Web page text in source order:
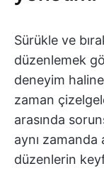
Sürükle ve
düzenlemek
deneyim
zaman
arasında
aynı zamanda
düzenlerin